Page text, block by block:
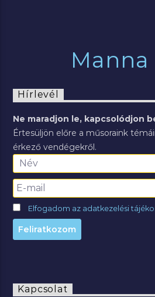
Manna
Hírlevél
Ne maradjon le, kapcsolódjon
Értesüljön előre a műsoraink
érkező vendégekről.
Elfogadom az adatkezelési
Kapcsolat